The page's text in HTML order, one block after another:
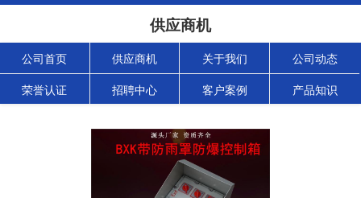
供应商机
公司首页 供应商机 关于我们 公司动态
荣誉认证 招聘中心 客户案例 产品知识